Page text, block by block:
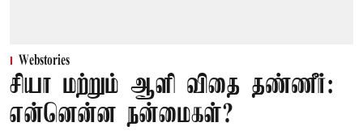
Webstories
சியா மற்றும் ஆளி விதை தண்ணீர்:
என்னென்ன நன்மைகள்?